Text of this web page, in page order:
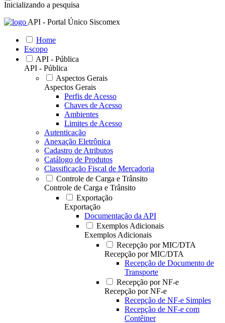
Inicializando a pesquisa
API - Portal Único Siscomex
Home
Escopo
API - Pública
API - Pública
Aspectos Gerais
Aspectos Gerais
Perfis de Acesso
Chaves de Acesso
Ambientes
Limites de Acesso
Autenticação
Anexação Eletrônica
Cadastro de Atributos
Catálogo de Produtos
Classificação Fiscal de Mercadoria
Controle de Carga e Trânsito
Controle de Carga e Trânsito
Exportação
Exportação
Documentação da API
Exemplos Adicionais
Exemplos Adicionais
Recepção por MIC/DTA
Recepção por MIC/DTA
Recepção de Documento de
Transporte
Recepção por NF-e
Recepção por NF-e
Recepção de NF-e Simples
Recepção de NF-e com
Contêiner